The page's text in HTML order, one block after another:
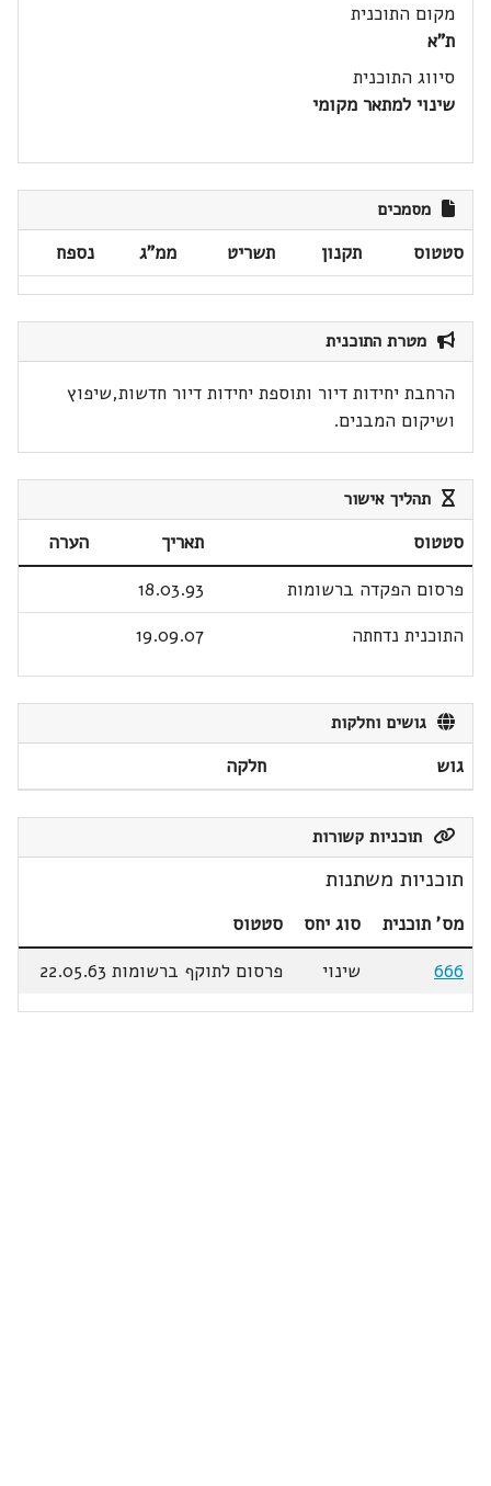
מקום התוכנית
ת"א
סיווג התוכנית
שינוי למתאר מקומי
מסמכים
סטטוס תקנון תשריט ממ"ג נספח
מטרת התוכנית
הרחבת יחידות דיור ותוספת יחידות דיור חדשות,שיפוץ
ושיקום המבנים.
תהליך אישור
סטטוס תאריך
הערה
פרסום הפקדה ברשומות
18.03.93
התוכנית נדחתה
19.09.07
גושים וחלקות
גוש חלקה
תוכניות קשורות
תוכניות משתנות
מס' תוכנית סוג יחס
סטטוס
666
שינוי פרסום לתוקף ברשומות 22.05.63